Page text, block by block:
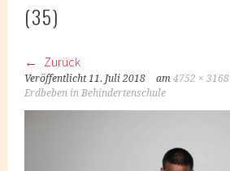
(35)
Zurück
Veröffentlicht 11. Juli 2018 am4752 × 3168
Erdbeben in Behindertenschule